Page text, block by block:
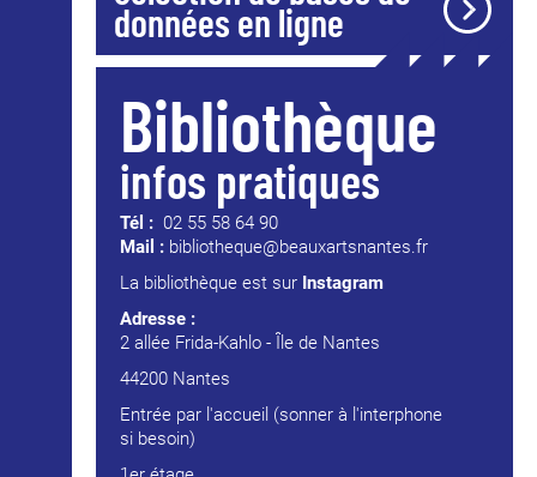
données en ligne
Bibliothèque
infos pratiques
Tél : 02 55 58 64 90
Mail : bibliotheque@beauxartsnantes.fr
La bibliothèque est sur Instagram
Adresse :
2 allée Frida-Kahlo - Île de Nantes
44200 Nantes
Entrée par l'accueil (sonner à l'interphone
si besoin)